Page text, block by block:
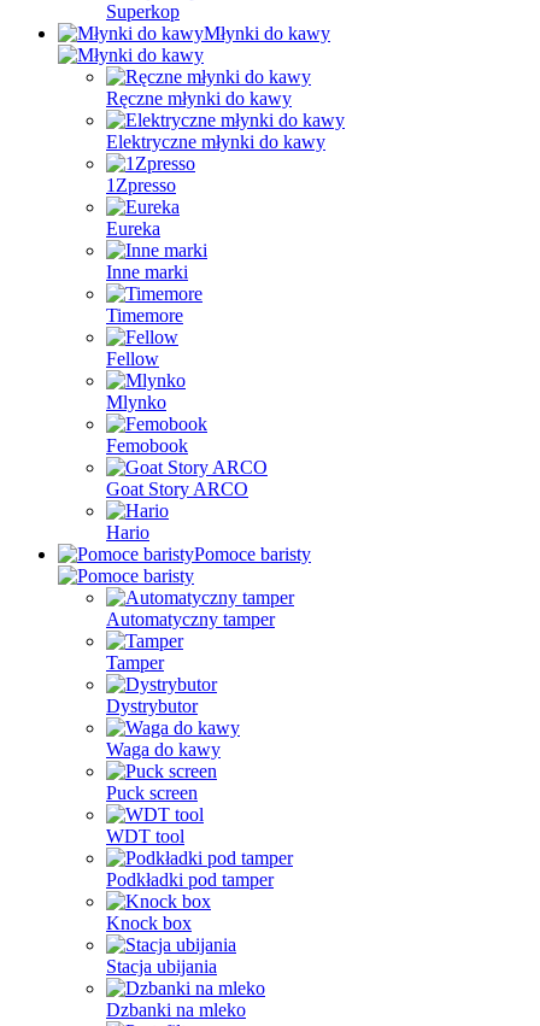
Superkop
Młynki do kawy
Ręczne młynki do kawy
Elektryczne młynki do kawy
1Zpresso
Eureka
Inne marki
Timemore
Fellow
Mlynko
Femobook
Goat Story ARCO
Hario
Pomoce baristy
Automatyczny tamper
Tamper
Dystrybutor
Waga do kawy
Puck screen
WDT tool
Podkładki pod tamper
Knock box
Stacja ubijania
Dzbanki na mleko